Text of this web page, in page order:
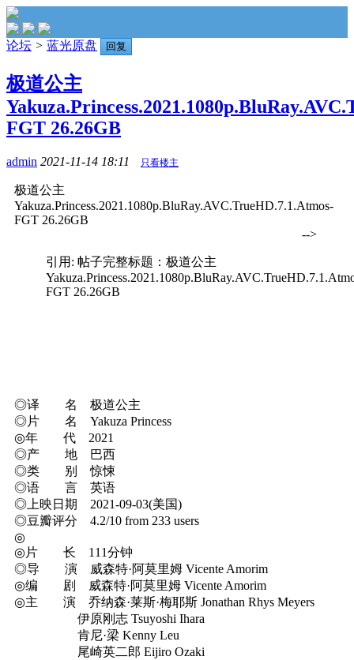
论坛 > 蓝光原盘 回复
极道公主
FGT 26.26GB
admin 2021-11-14 18:11 只看楼主
极道公主
Yakuza.Princess.2021.1080p.BluRay.AVC.TrueHD.7.1.Atmos-
FGT 26.26GB
-->
引用: 帖子完整标题：极道公主
FGT 26.26GB
◎译 名 极道公主
◎片 名 Yakuza Princess
◎年 代 2021
◎产 地 巴西
◎类 别 惊悚
◎语 言 英语
◎上映日期 2021-09-03(美国)
◎豆瓣评分 4.2/10 from 233 users
◎
◎片 长 111分钟
◎导 演 威森特·阿莫里姆 Vicente Amorim
◎编 剧 威森特·阿莫里姆 Vicente Amorim
◎主 演 乔纳森·莱斯·梅耶斯 Jonathan Rhys Meyers
伊原刚志 Tsuyoshi Ihara
肯尼·梁 Kenny Leu
尾崎英二郎 Eijiro Ozaki